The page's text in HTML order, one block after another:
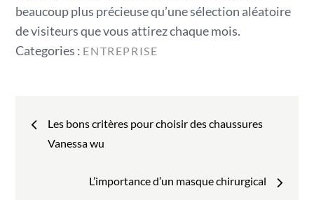
beaucoup plus précieuse qu’une sélection aléatoire
de visiteurs que vous attirez chaque mois.
Categories
Categories : ENTREPRISE
Navigation
l’article
Les bons critères pour choisir des chaussures
Vanessa wu
L’importance d’un masque chirurgical